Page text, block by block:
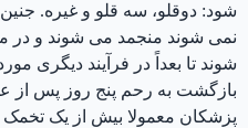
شود: دوقلو، سه قلو و غیره.
نمی شوند منجمد می شوند و
شوند تا بعداً در فرآیند دیگری
بازگشت به رحم پنج روز پس
پزشکان معمولا بیش از یک